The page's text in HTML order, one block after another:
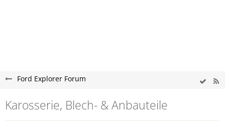
Ford Explorer Forum
Karosserie, Blech- & Anbauteile